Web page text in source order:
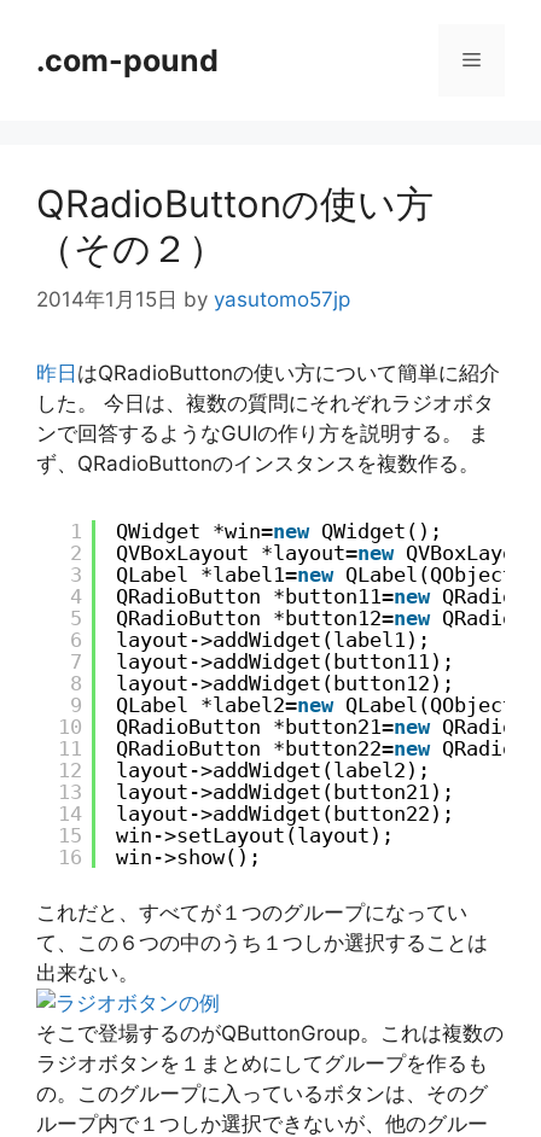
.com-pound メ
QRadioButtonの使い方
（その２）
2014年1月15日 by yasutomo57jp
昨日 はQRadioButtonの使い方について簡単に紹介
した。 今日は、複数の質問にそれぞれラジオボタ
ンで回答するようなGUIの作り方を説明する。 ま
ず、QRadioButtonのインスタンスを複数作る。
1
2
3
4
5
6
7
8
9
10
11
12
13
14
15
16
QWidget *win=new QWidget();
QVBoxLayout *layout=new
QLabel *label1=new
QRadioButton *button11=new
QRadioButton *button12=new
layout->addWidget(label1);
layout->addWidget(button11);
layout->addWidget(button12);
QLabel *label2=new
QRadioButton *button21=new
QRadioButton *button22=new
layout->addWidget(label2);
layout->addWidget(button21);
layout->addWidget(button22);
win->setLayout(layout);
win->show();
これだと、すべてが１つのグループになってい
て、この６つの中のうち１つしか選択することは
出来ない。
そこで登場するのがQButtonGroup。これは複数の
ラジオボタンを１まとめにしてグループを作るも
の。このグループに入っているボタンは、そのグ
ループ内で１つしか選択できないが、他のグルー